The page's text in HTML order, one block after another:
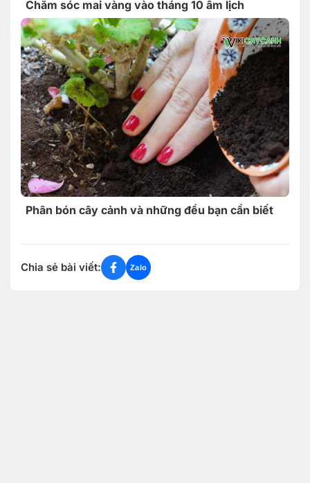
Chăm sóc mai vàng vào tháng 10 âm lịch
Phân bón cây cảnh và những đều bạn cần biết
Chia sẻ bài viết: Zalo